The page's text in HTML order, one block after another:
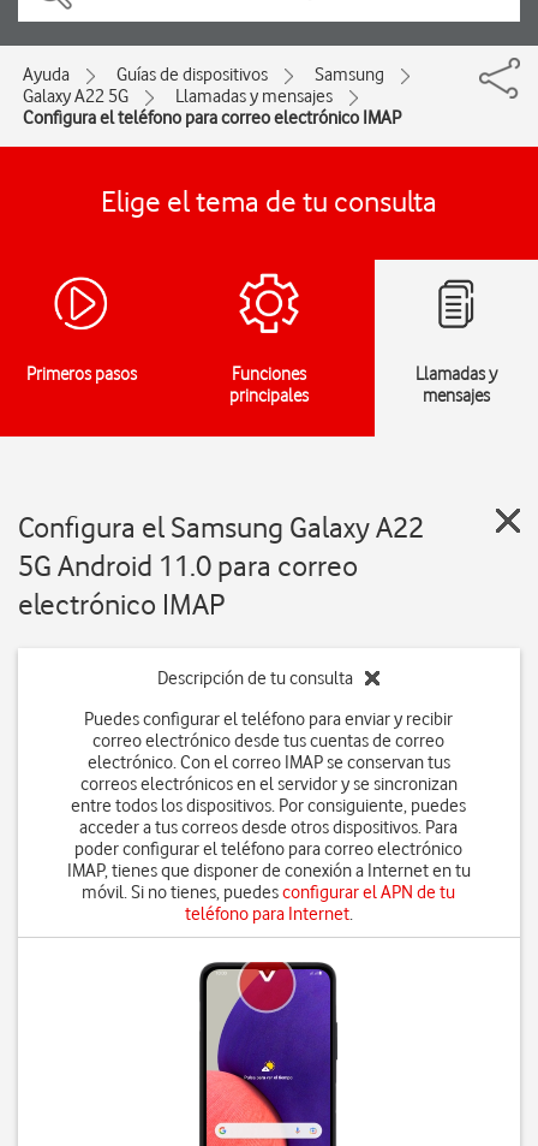
Ayuda Guías de dispositivos
Samsung
Galaxy A22 5G
Llamadas y mensajes
Configura el teléfono para correo electrónico IMAP
Elige el tema de tu consulta
Primeros pasos
Funciones
principales
Llamadas y
mensajes
Configura el Samsung Galaxy A22
5G Android 11.0 para correo
electrónico IMAP
Descripción de tu consulta
Puedes configurar el teléfono para enviar y recibir
correo electrónico desde tus cuentas de correo
electrónico. Con el correo IMAP se conservan tus
correos electrónicos en el servidor y se sincronizan
entre todos los dispositivos. Por consiguiente, puedes
acceder a tus correos desde otros dispositivos. Para
poder configurar el teléfono para correo electrónico
IMAP, tienes que disponer de conexión a Internet en tu
móvil. Si no tienes, puedesconfigurar el APN de tu
teléfono para Internet.